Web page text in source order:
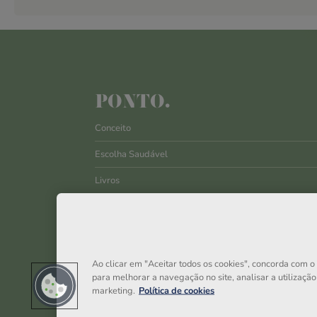
PONTO.
Conceito
Escolha Saudável
Livros
Ao clicar em "Aceitar todos os cookies", concorda com
para melhorar a navegação no site, analisar a
marketing. Política de cookies